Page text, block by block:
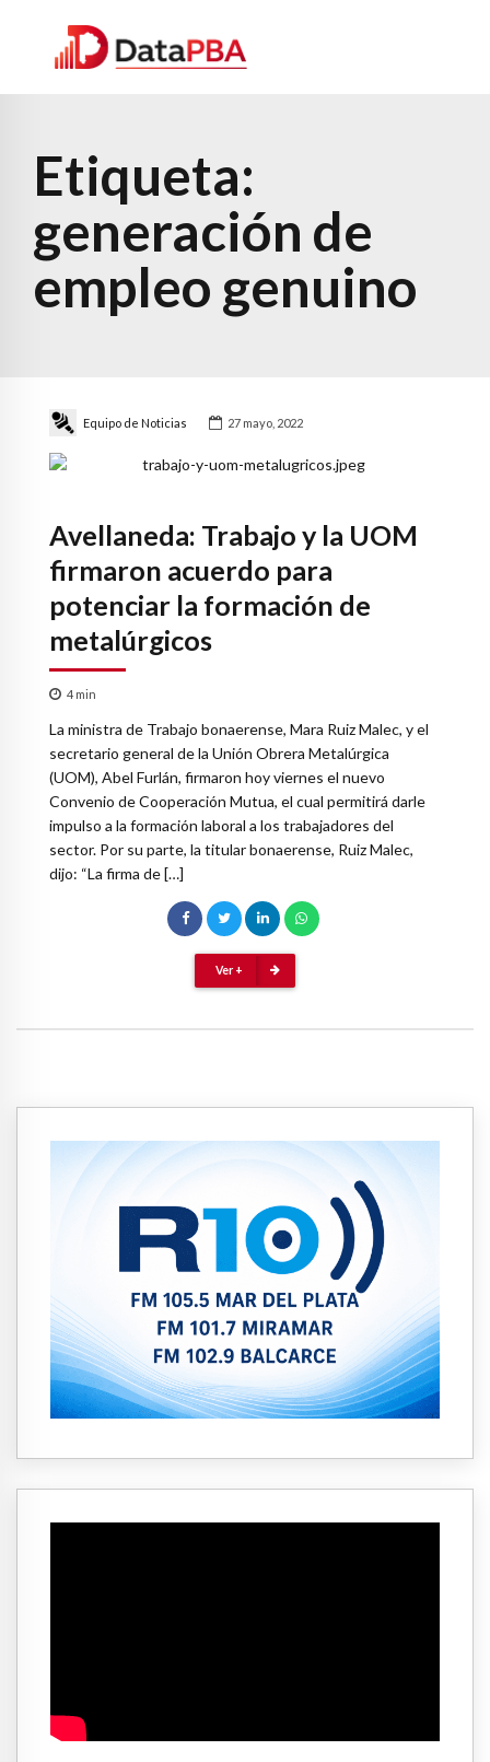
Etiqueta:
generación de
empleo genuino
Equipo de Noticias 27 mayo, 2022
Avellaneda: Trabajo y la UOM
firmaron acuerdo para
potenciar la formación de
metalúrgicos
4 min
La ministra de Trabajo bonaerense, Mara Ruiz Malec, y el
secretario general de la Unión Obrera Metalúrgica
(UOM), Abel Furlán, firmaron hoy viernes el nuevo
Convenio de Cooperación Mutua, el cual permitirá darle
impulso a la formación laboral a los trabajadores del
sector. Por su parte, la titular bonaerense, Ruiz Malec,
dijo: “La firma de […]
Ver +